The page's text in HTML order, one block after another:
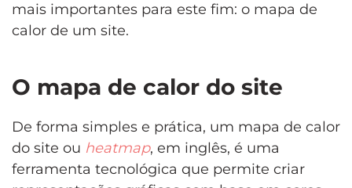
mais importantes para este fim: o mapa de
calor de um site.
O mapa de calor do site
De forma simples e prática, um mapa de calor
do site ou heatmap, em inglês, é uma
ferramenta tecnológica que permite criar